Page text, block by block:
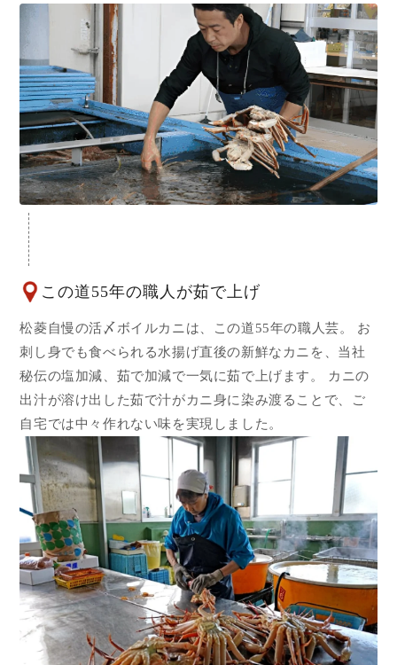
この道55年の職人が茹で上げ
松菱自慢の活〆ボイルカニは、この道55年の職人芸。 お
刺し身でも食べられる水揚げ直後の新鮮なカニを、当社
秘伝の塩加減、茹で加減で一気に茹で上げます。 カニの
出汁が溶け出した茹で汁がカニ身に染み渡ることで、ご
自宅では中々作れない味を実現しました。